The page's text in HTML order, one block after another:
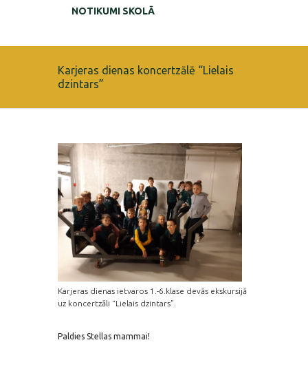
NOTIKUMI SKOLĀ
Karjeras dienas koncertzālē “Lielais
dzintars”
Karjeras dienas ietvaros 1.-6.klase devās ekskursijā
uz koncertzāli “Lielais dzintars”.
Paldies Stellas mammai!